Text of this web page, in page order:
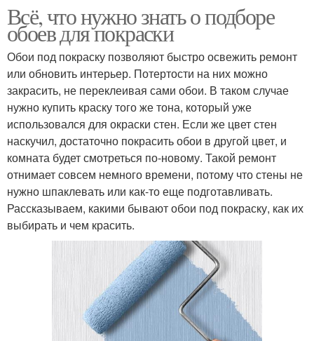
Всё, что нужно знать о подборе
обоев для покраски
Обои под покраску позволяют быстро освежить ремонт
или обновить интерьер. Потертости на них можно
закрасить, не переклеивая сами обои. В таком случае
нужно купить краску того же тона, который уже
использовался для окраски стен. Если же цвет стен
наскучил, достаточно покрасить обои в другой цвет, и
комната будет смотреться по-новому. Такой ремонт
отнимает совсем немного времени, потому что стены не
нужно шпаклевать или как-то еще подготавливать.
Рассказываем, какими бывают обои под покраску, как их
выбирать и чем красить.